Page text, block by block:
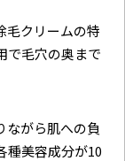
毛クリームの特
で毛穴の奥まで
ながら肌への負
種美容成分が10